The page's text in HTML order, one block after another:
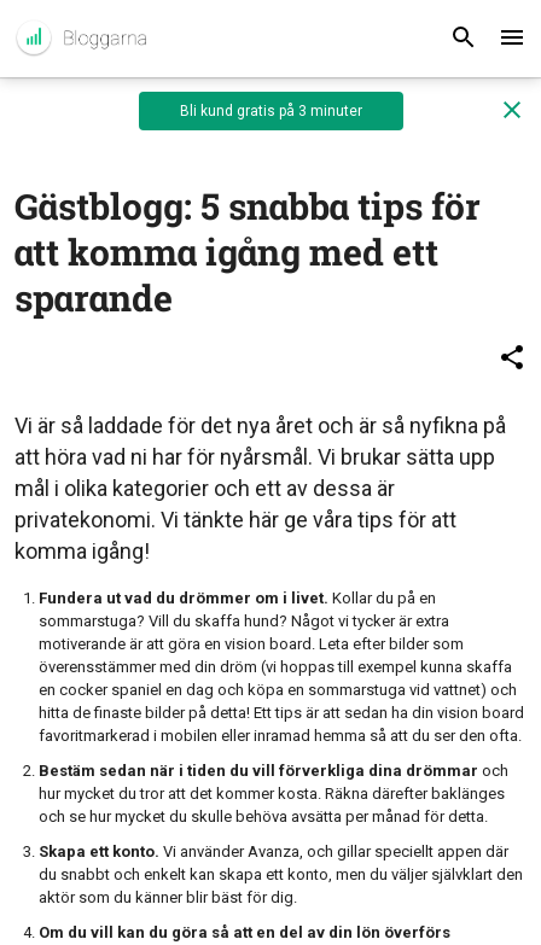
Bli kund gratis på 3 minuter
Gästblogg: 5 snabba tips för
att komma igång med ett
sparande
Vi är så laddade för det nya året och är så nyfikna på
att höra vad ni har för nyårsmål. Vi brukar sätta upp
mål i olika kategorier och ett av dessa är
privatekonomi. Vi tänkte här ge våra tips för att
komma igång!
Fundera ut vad du drömmer om i livet. Kollar du på en
sommarstuga? Vill du skaffa hund? Något vi tycker är extra
motiverande är att göra en vision board. Leta efter bilder som
överensstämmer med din dröm (vi hoppas till exempel kunna skaffa
en cocker spaniel en dag och köpa en sommarstuga vid vattnet) och
hitta de finaste bilder på detta! Ett tips är att sedan ha din vision board
favoritmarkerad i mobilen eller inramad hemma så att du ser den ofta.
Bestäm sedan när i tiden du vill förverkliga dina drömmar och
hur mycket du tror att det kommer kosta. Räkna därefter baklänges
och se hur mycket du skulle behöva avsätta per månad för detta.
Skapa ett konto. Vi använder Avanza, och gillar speciellt appen där
du snabbt och enkelt kan skapa ett konto, men du väljer självklart den
aktör som du känner blir bäst för dig.
Om du vill kan du göra så att en del av din lön överförs